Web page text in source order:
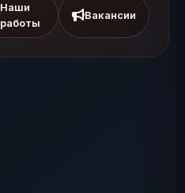
Наши
работы
Вакансии